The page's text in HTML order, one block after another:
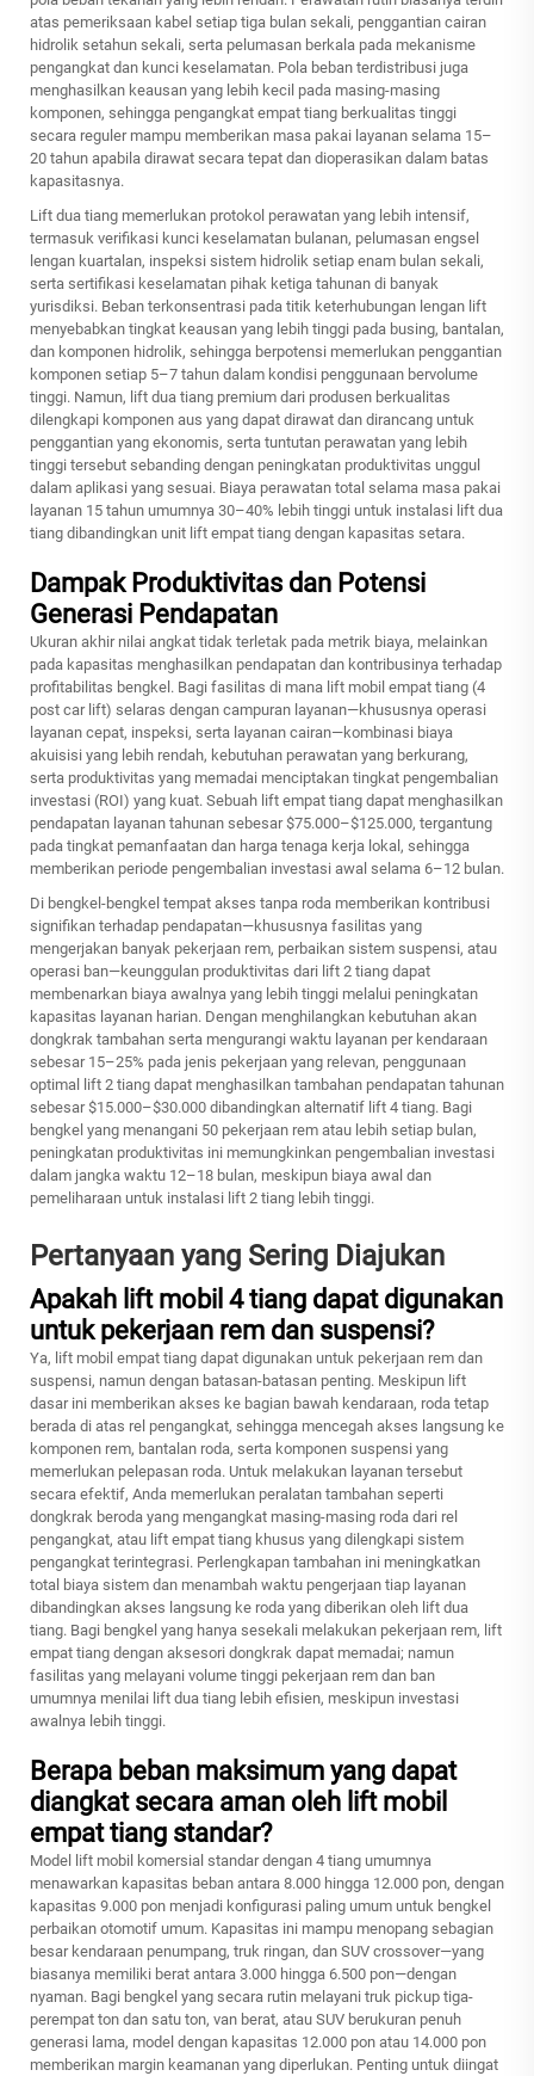
atas pemeriksaan kabel setiap tiga bulan sekali, penggantian cairan
hidrolik setahun sekali, serta pelumasan berkala pada mekanisme
pengangkat dan kunci keselamatan. Pola beban terdistribusi juga
menghasilkan keausan yang lebih kecil pada masing-masing
komponen, sehingga pengangkat empat tiang berkualitas tinggi
secara reguler mampu memberikan masa pakai layanan selama 15–
20 tahun apabila dirawat secara tepat dan dioperasikan dalam batas
kapasitasnya.
Lift dua tiang memerlukan protokol perawatan yang lebih intensif,
termasuk verifikasi kunci keselamatan bulanan, pelumasan engsel
lengan kuartalan, inspeksi sistem hidrolik setiap enam bulan sekali,
serta sertifikasi keselamatan pihak ketiga tahunan di banyak
yurisdiksi. Beban terkonsentrasi pada titik keterhubungan lengan lift
menyebabkan tingkat keausan yang lebih tinggi pada busing, bantalan,
dan komponen hidrolik, sehingga berpotensi memerlukan penggantian
komponen setiap 5–7 tahun dalam kondisi penggunaan bervolume
tinggi. Namun, lift dua tiang premium dari produsen berkualitas
dilengkapi komponen aus yang dapat dirawat dan dirancang untuk
penggantian yang ekonomis, serta tuntutan perawatan yang lebih
tinggi tersebut sebanding dengan peningkatan produktivitas unggul
dalam aplikasi yang sesuai. Biaya perawatan total selama masa pakai
layanan 15 tahun umumnya 30–40% lebih tinggi untuk instalasi lift dua
tiang dibandingkan unit lift empat tiang dengan kapasitas setara.
Dampak Produktivitas dan Potensi
Generasi Pendapatan
Ukuran akhir nilai angkat tidak terletak pada metrik biaya, melainkan
pada kapasitas menghasilkan pendapatan dan kontribusinya terhadap
profitabilitas bengkel. Bagi fasilitas di mana lift mobil empat tiang (4
post car lift) selaras dengan campuran layanan—khususnya operasi
layanan cepat, inspeksi, serta layanan cairan—kombinasi biaya
akuisisi yang lebih rendah, kebutuhan perawatan yang berkurang,
serta produktivitas yang memadai menciptakan tingkat pengembalian
investasi (ROI) yang kuat. Sebuah lift empat tiang dapat menghasilkan
pendapatan layanan tahunan sebesar $75.000–$125.000, tergantung
pada tingkat pemanfaatan dan harga tenaga kerja lokal, sehingga
memberikan periode pengembalian investasi awal selama 6–12 bulan.
Di bengkel-bengkel tempat akses tanpa roda memberikan kontribusi
signifikan terhadap pendapatan—khususnya fasilitas yang
mengerjakan banyak pekerjaan rem, perbaikan sistem suspensi, atau
operasi ban—keunggulan produktivitas dari lift 2 tiang dapat
membenarkan biaya awalnya yang lebih tinggi melalui peningkatan
kapasitas layanan harian. Dengan menghilangkan kebutuhan akan
dongkrak tambahan serta mengurangi waktu layanan per kendaraan
sebesar 15–25% pada jenis pekerjaan yang relevan, penggunaan
optimal lift 2 tiang dapat menghasilkan tambahan pendapatan tahunan
sebesar $15.000–$30.000 dibandingkan alternatif lift 4 tiang. Bagi
bengkel yang menangani 50 pekerjaan rem atau lebih setiap bulan,
peningkatan produktivitas ini memungkinkan pengembalian investasi
dalam jangka waktu 12–18 bulan, meskipun biaya awal dan
pemeliharaan untuk instalasi lift 2 tiang lebih tinggi.
Pertanyaan yang Sering Diajukan
Apakah lift mobil 4 tiang dapat digunakan
untuk pekerjaan rem dan suspensi?
Ya, lift mobil empat tiang dapat digunakan untuk pekerjaan rem dan
suspensi, namun dengan batasan-batasan penting. Meskipun lift
dasar ini memberikan akses ke bagian bawah kendaraan, roda tetap
berada di atas rel pengangkat, sehingga mencegah akses langsung ke
komponen rem, bantalan roda, serta komponen suspensi yang
memerlukan pelepasan roda. Untuk melakukan layanan tersebut
secara efektif, Anda memerlukan peralatan tambahan seperti
dongkrak beroda yang mengangkat masing-masing roda dari rel
pengangkat, atau lift empat tiang khusus yang dilengkapi sistem
pengangkat terintegrasi. Perlengkapan tambahan ini meningkatkan
total biaya sistem dan menambah waktu pengerjaan tiap layanan
dibandingkan akses langsung ke roda yang diberikan oleh lift dua
tiang. Bagi bengkel yang hanya sesekali melakukan pekerjaan rem, lift
empat tiang dengan aksesori dongkrak dapat memadai; namun
fasilitas yang melayani volume tinggi pekerjaan rem dan ban
umumnya menilai lift dua tiang lebih efisien, meskipun investasi
awalnya lebih tinggi.
Berapa beban maksimum yang dapat
diangkat secara aman oleh lift mobil
empat tiang standar?
Model lift mobil komersial standar dengan 4 tiang umumnya
menawarkan kapasitas beban antara 8.000 hingga 12.000 pon, dengan
kapasitas 9.000 pon menjadi konfigurasi paling umum untuk bengkel
perbaikan otomotif umum. Kapasitas ini mampu menopang sebagian
besar kendaraan penumpang, truk ringan, dan SUV crossover—yang
biasanya memiliki berat antara 3.000 hingga 6.500 pon—dengan
nyaman. Bagi bengkel yang secara rutin melayani truk pickup tiga-
perempat ton dan satu ton, van berat, atau SUV berukuran penuh
generasi lama, model dengan kapasitas 12.000 pon atau 14.000 pon
memberikan margin keamanan yang diperlukan. Penting untuk diingat